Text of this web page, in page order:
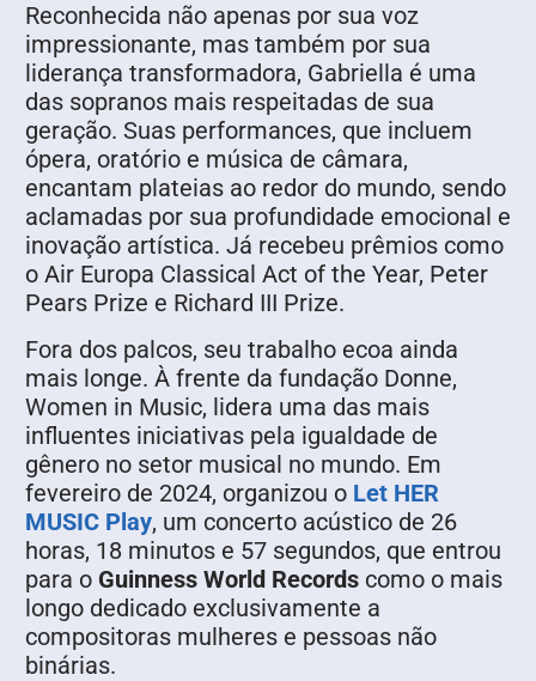
Reconhecida não apenas por sua voz
impressionante, mas também por sua
liderança transformadora, Gabriella é uma
das sopranos mais respeitadas de sua
geração. Suas performances, que incluem
ópera, oratório e música de câmara,
encantam plateias ao redor do mundo, sendo
aclamadas por sua profundidade emocional e
inovação artística. Já recebeu prêmios como
o Air Europa Classical Act of the Year, Peter
Pears Prize e Richard III Prize.
Fora dos palcos, seu trabalho ecoa ainda
mais longe. À frente da fundação Donne,
Women in Music, lidera uma das mais
influentes iniciativas pela igualdade de
gênero no setor musical no mundo. Em
fevereiro de 2024, organizou o Let HER
MUSIC Play, um concerto acústico de 26
horas, 18 minutos e 57 segundos, que entrou
para o Guinness World Records como o mais
longo dedicado exclusivamente a
compositoras mulheres e pessoas não
binárias.